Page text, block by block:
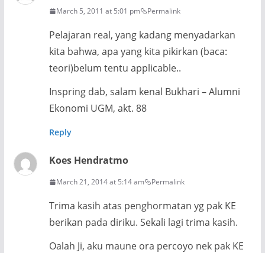
March 5, 2011 at 5:01 pm Permalink
Pelajaran real, yang kadang menyadarkan
kita bahwa, apa yang kita pikirkan (baca:
teori)belum tentu applicable..
Inspring dab, salam kenal Bukhari – Alumni
Ekonomi UGM, akt. 88
Reply
Koes Hendratmo
March 21, 2014 at 5:14 am Permalink
Trima kasih atas penghormatan yg pak KE
berikan pada diriku. Sekali lagi trima kasih.
Oalah Ji, aku maune ora percoyo nek pak KE